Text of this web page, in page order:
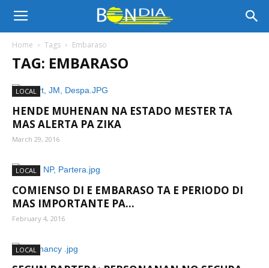
Bon
Aruba
Noticia
Home Tags Embaraso
TAG: EMBARASO
LOCAL
HENDE MUHENAN NA ESTADO MESTER TA
MAS ALERTA PA ZIKA
March 29, 2016
LOCAL
COMIENSO DI E EMBARASO TA E PERIODO DI
MAS IMPORTANTE PA...
February 4, 2016
LOCAL